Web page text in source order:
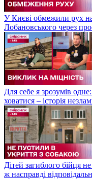
У Києві обмежили рух на
Лобановського через
Для себе я зрозумів
ховатися – історія
Дітей загиблого бійця
ж насправді